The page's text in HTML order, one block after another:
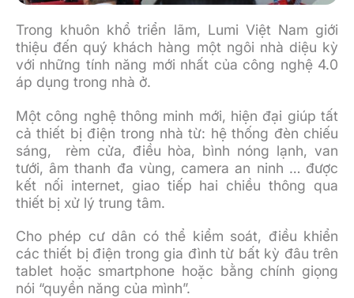
Trong khuôn khổ triển lãm, Lumi Việt Nam giới
thiệu đến quý khách hàng một ngôi nhà diệu kỳ
với những tính năng mới nhất của công nghệ 4.0
áp dụng trong nhà ở.
Một công nghệ thông minh mới, hiện đại giúp tất
cả thiết bị điện trong nhà từ: hệ thống đèn chiếu
sáng, rèm cửa, điều hòa, bình nóng lạnh, van
tưới, âm thanh đa vùng, camera an ninh … được
kết nối internet, giao tiếp hai chiều thông qua
thiết bị xử lý trung tâm.
Cho phép cư dân có thể kiểm soát, điều khiển
các thiết bị điện trong gia đình từ bất kỳ đâu trên
tablet hoặc smartphone hoặc bằng chính giọng
nói “quyền năng của mình”.